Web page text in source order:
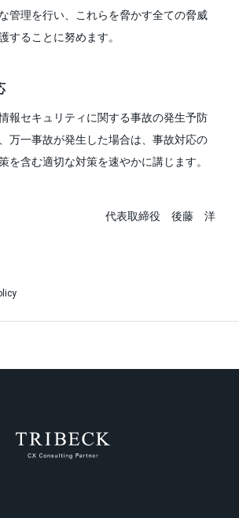
管理を行い、これらを脅かす全ての脅威
することに努めます。
報セキュリティに関する事故の発生予防
万一事故が発生した場合は、事故対応の
を含む適切な対策を速やかに講じます。
代表取締役 後藤 洋